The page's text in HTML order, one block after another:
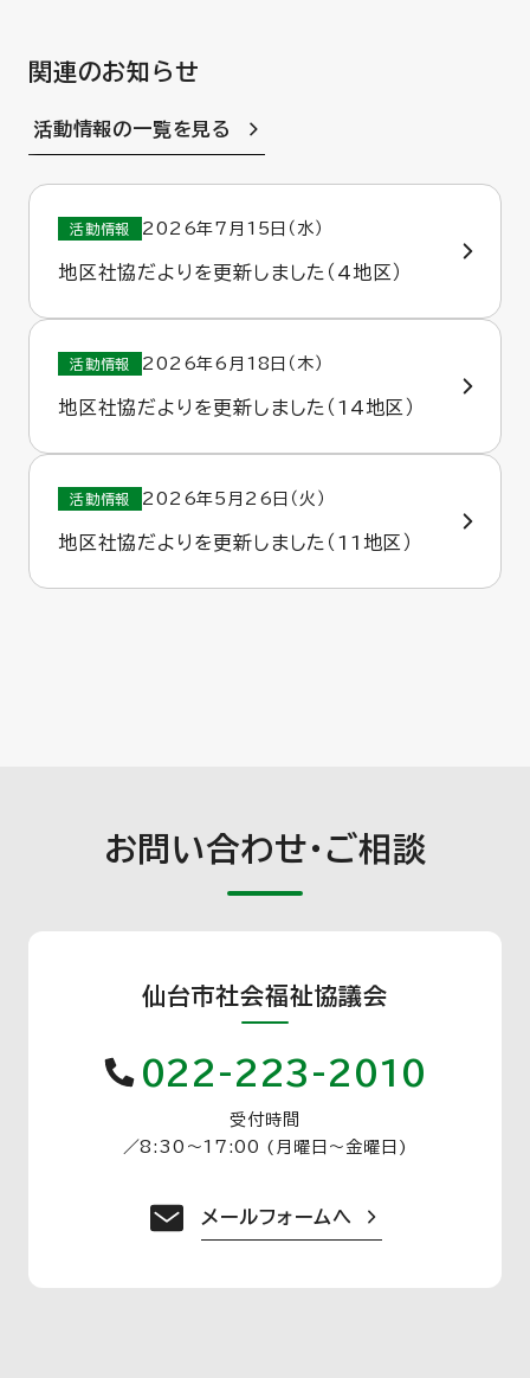
関連のお知らせ
活動情報の一覧を見る
活動情報 2026年7月15日（水）
地区社協だよりを更新しました（4地区）
活動情報 2026年6月18日（木）
地区社協だよりを更新しました（14地区）
活動情報 2026年5月26日（火）
地区社協だよりを更新しました（11地区）
お問い合わせ・ご相談
仙台市社会福祉協議会
022-223-2010
受付時間
／8:30〜17:00 (月曜日〜金曜日)
メールフォームへ